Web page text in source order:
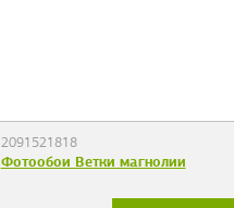
2091521818
Фотообои Ветки магнолии